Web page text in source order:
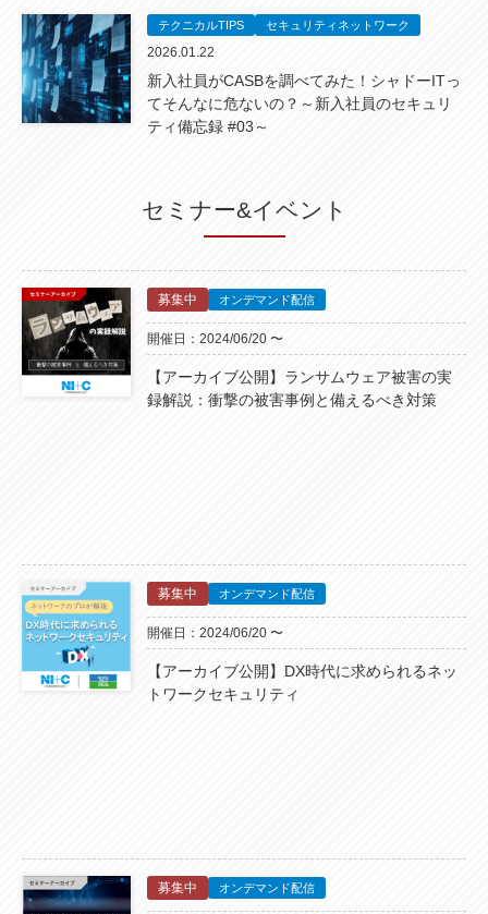
テクニカルTIPS セキュリティネットワーク
2026.01.22
新入社員がCASBを調べてみた！シャドーITっ
てそんなに危ないの？～新入社員のセキュリ
ティ備忘録 #03～
セミナー&イベント
募集中 オンデマンド配信
開催日：2024/06/20 〜
【アーカイブ公開】ランサムウェア被害の実
録解説：衝撃の被害事例と備えるべき対策
募集中 オンデマンド配信
開催日：2024/06/20 〜
【アーカイブ公開】DX時代に求められるネッ
トワークセキュリティ
募集中 オンデマンド配信